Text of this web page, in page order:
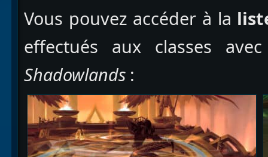
Vous pouvez accéder à la
effectués aux classes
Shadowlands :